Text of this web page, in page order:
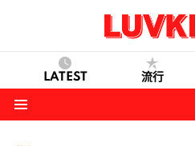
LATEST 流行